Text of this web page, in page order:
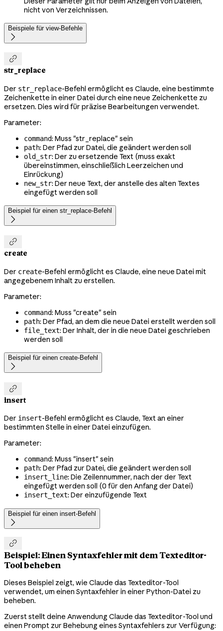
nicht von Verzeichnissen.
Beispiele für view-Befehle


str_replace
Der str_replace-Befehl ermöglicht es Claude, eine bestimmte
Zeichenkette in einer Datei durch eine neue Zeichenkette zu
ersetzen. Dies wird für präzise Bearbeitungen verwendet.
Parameter:
command: Muss "str_replace" sein
path: Der Pfad zur Datei, die geändert werden soll
old_str: Der zu ersetzende Text (muss exakt
übereinstimmen, einschließlich Leerzeichen und
Einrückung)
new_str: Der neue Text, der anstelle des alten Textes
eingefügt werden soll
Beispiel für einen str_replace-Befehl


create
Der create-Befehl ermöglicht es Claude, eine neue Datei mit
angegebenem Inhalt zu erstellen.
Parameter:
command: Muss "create" sein
path: Der Pfad, an dem die neue Datei erstellt werden soll
file_text: Der Inhalt, der in die neue Datei geschrieben
werden soll
Beispiel für einen create-Befehl


insert
Der insert-Befehl ermöglicht es Claude, Text an einer
bestimmten Stelle in einer Datei einzufügen.
Parameter:
command: Muss "insert" sein
path: Der Pfad zur Datei, die geändert werden soll
insert_line: Die Zeilennummer, nach der der Text
eingefügt werden soll (0 für den Anfang der Datei)
insert_text: Der einzufügende Text
Beispiel für einen insert-Befehl


Beispiel: Einen Syntaxfehler mit dem Texteditor-
Tool beheben
Dieses Beispiel zeigt, wie Claude das Texteditor-Tool
verwendet, um einen Syntaxfehler in einer Python-Datei zu
beheben.
Zuerst stellt deine Anwendung Claude das Texteditor-Tool und
einen Prompt zur Behebung eines Syntaxfehlers zur Verfügung: